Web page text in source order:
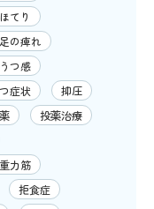
てり
の痺れ
つ感
症状
抑圧
投薬治療
力筋
拒食症